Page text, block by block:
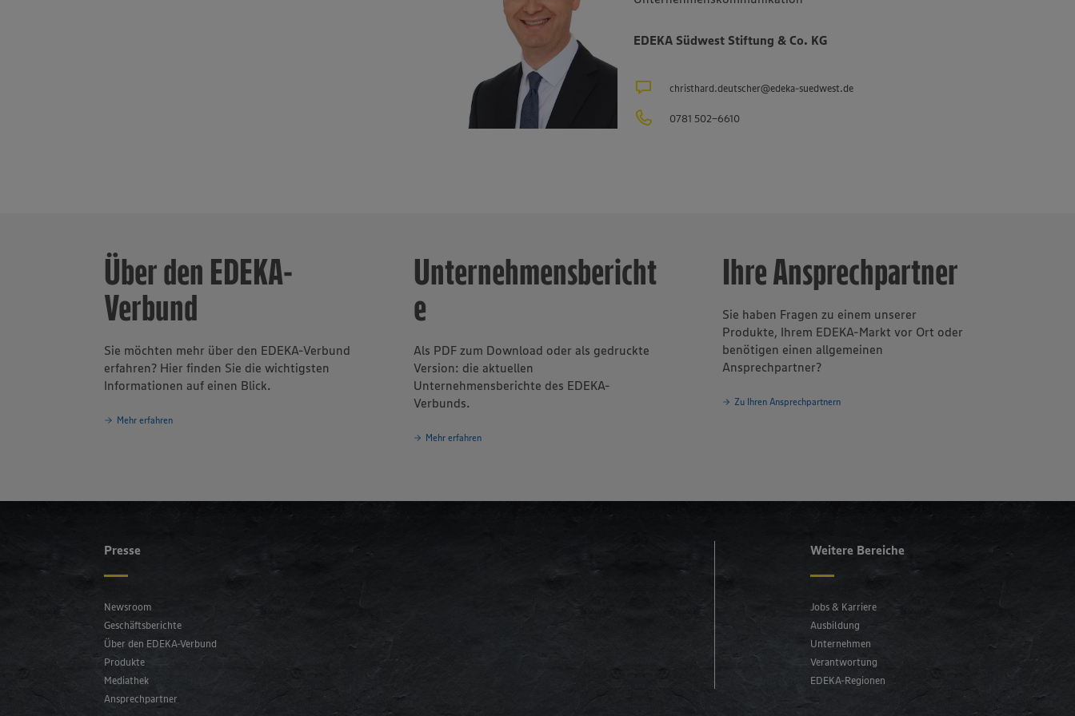
Bäckereigruppe Backkultur, der Mineralbrunnen Schwarzwald-Sprudel, der Ortenauer
Weinkeller und der Fischwarenspezialist Frischkost. Einer der Schwerpunkte des Sortiments
der Märkte liegt auf Produkten aus der Region. Im Rahmen der Regionalmarke „Unsere
Heimat“ arbeitet EDEKA Südwest beispielsweise mit mehr als 1.500 Erzeugern und
Lieferanten aus Bundesländern des Vertriebsgebiets zusammen. Eine Auswahl an
Partnerbetrieben der regionalen Landwirtschaft im Überblick gibt es unter
www.zukunftleben.de/regionale-partnerschaften . Der Unternehmensverbund, inklusive des
selbständigen Einzelhandels, ist mit rund 47.000 Mitarbeitenden, darunter etwa 3.400
EDEKA Südwest Stiftung & Co. KG
christhard.deutscher@edeka-suedwest.de
0781 502-6610
Über den EDEKA-
Verbund
Sie möchten mehr über den EDEKA-Verbund
erfahren? Hier finden Sie die wichtigsten
Informationen auf einen Blick.
Mehr erfahren
Unternehmensbericht
e
Als PDF zum Download oder als gedruckte
Version: die aktuellen
Unternehmensberichte des EDEKA-
Verbunds.
Mehr erfahren
Ihre Ansprechpartner
Sie haben Fragen zu einem unserer
Produkte, Ihrem EDEKA-Markt vor Ort oder
benötigen einen allgemeinen
Ansprechpartner?
Zu Ihren Ansprechpartnern
Presse
Newsroom
Geschäftsberichte
Über den EDEKA-Verbund
Produkte
Mediathek
Ansprechpartner
Weitere Bereiche
Jobs & Karriere
Ausbildung
Unternehmen
Verantwortung
EDEKA-Regionen